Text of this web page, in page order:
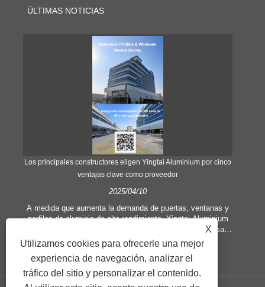
ÚLTIMAS NOTICIAS
Los principales constructores eligen Yingtai Aluminium por cinco
ventajas clave como proveedor
2025/04/10
A medida que aumenta la demanda de puertas, ventanas y
perfiles de aluminio de alto rendimiento, Yingtai Aluminium
emerge como el socio preferido de arquitectos y empresas
de construcción a nivel mundial. Esto es lo que distingue a
X
Utilizamos cookies para ofrecerle una mejor
experiencia de navegación, analizar el
tráfico del sitio y personalizar el contenido.